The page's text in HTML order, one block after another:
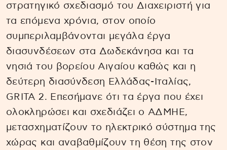
στρατηγικό σχεδιασμό του Διαχειριστή για
τα επόμενα χρόνια, στον οποίο
συμπεριλαμβάνονται μεγάλα έργα
διασυνδέσεων στα Δωδεκάνησα και τα
νησιά του βορείου Αιγαίου καθώς και η
δεύτερη διασύνδεση Ελλάδας-Ιταλίας,
GRITA 2. Επεσήμανε ότι τα έργα που έχει
ολοκληρώσει και σχεδιάζει ο ΑΔΜΗΕ,
μετασχηματίζουν το ηλεκτρικό σύστημα της
χώρας και αναβαθμίζουν τη θέση της στον